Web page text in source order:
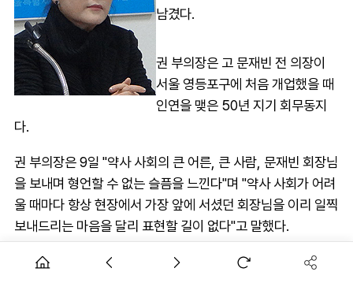
남겼다.
권 부의장은 고 문재빈 전 의장이
서울 영등포구에 처음 개업했을 때
인연을 맺은 50년 지기 회무동지
다.
권 부의장은 9일 "약사 사회의 큰 어른, 큰 사람, 문재빈 회장님
을 보내며 형언할 수 없는 슬픔을 느낀다"며 "약사 사회가 어려
울 때마다 항상 현장에서 가장 앞에 서셨던 회장님을 이리 일찍
보내드리는 마음을 달리 표현할 길이 없다"고 말했다.
그는 "어려운 시절 약사 직능의 미래를 열고자 하셨고, 건강보